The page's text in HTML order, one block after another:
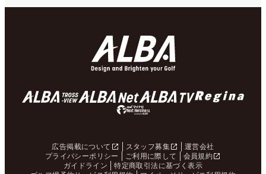
広告掲載について スタッフ募集
運営会社
プライバシーポリシー
ご利用に際して
会員規約
ガイドライン
特定商取引法に基づく表示